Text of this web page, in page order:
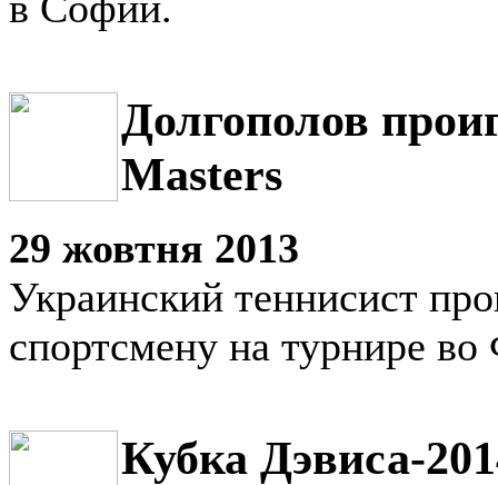
Долгополов
Masters
29 жовтня 2013
Украинский теннисист
спортсмену на турнире
Кубка Дэвиса-